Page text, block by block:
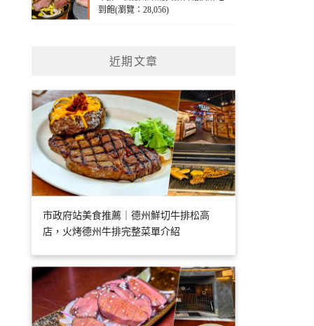
到飽(瀏覽：28,056)
近期文章
市政府站美食推薦｜德州鮮切牛排松高
店，火烤德州牛排完整菜單介紹